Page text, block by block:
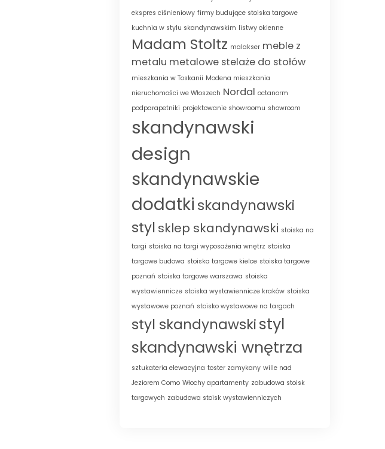
ekspres ciśnieniowy firmy budujące stoiska targowe
kuchnia w stylu skandynawskim listwy okienne
Madam Stoltz malakser meble z
metalu metalowe stelaże do stołów
mieszkania w Toskanii Modena mieszkania
nieruchomości we Włoszech Nordal octanorm
podparapetniki projektowanie showroomu showroom
skandynawski
design
skandynawskie
dodatki skandynawski
styl sklep skandynawski stoiska na
targi stoiska na targi wyposażenia wnętrz stoiska
targowe budowa stoiska targowe kielce stoiska targowe
poznań stoiska targowe warszawa stoiska
wystawiennicze stoiska wystawiennicze kraków stoiska
wystawowe poznań stoisko wystawowe na targach
styl skandynawskistyl
skandynawski wnętrza
sztukateria elewacyjna toster zamykany wille nad
Jeziorem Como Włochy apartamenty zabudowa stoisk
targowych zabudowa stoisk wystawienniczych